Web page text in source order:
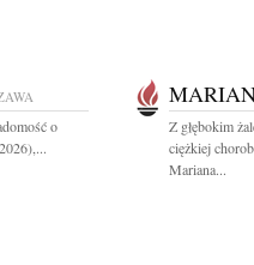
o
Z głębokim
ciężkiej
Mariana...